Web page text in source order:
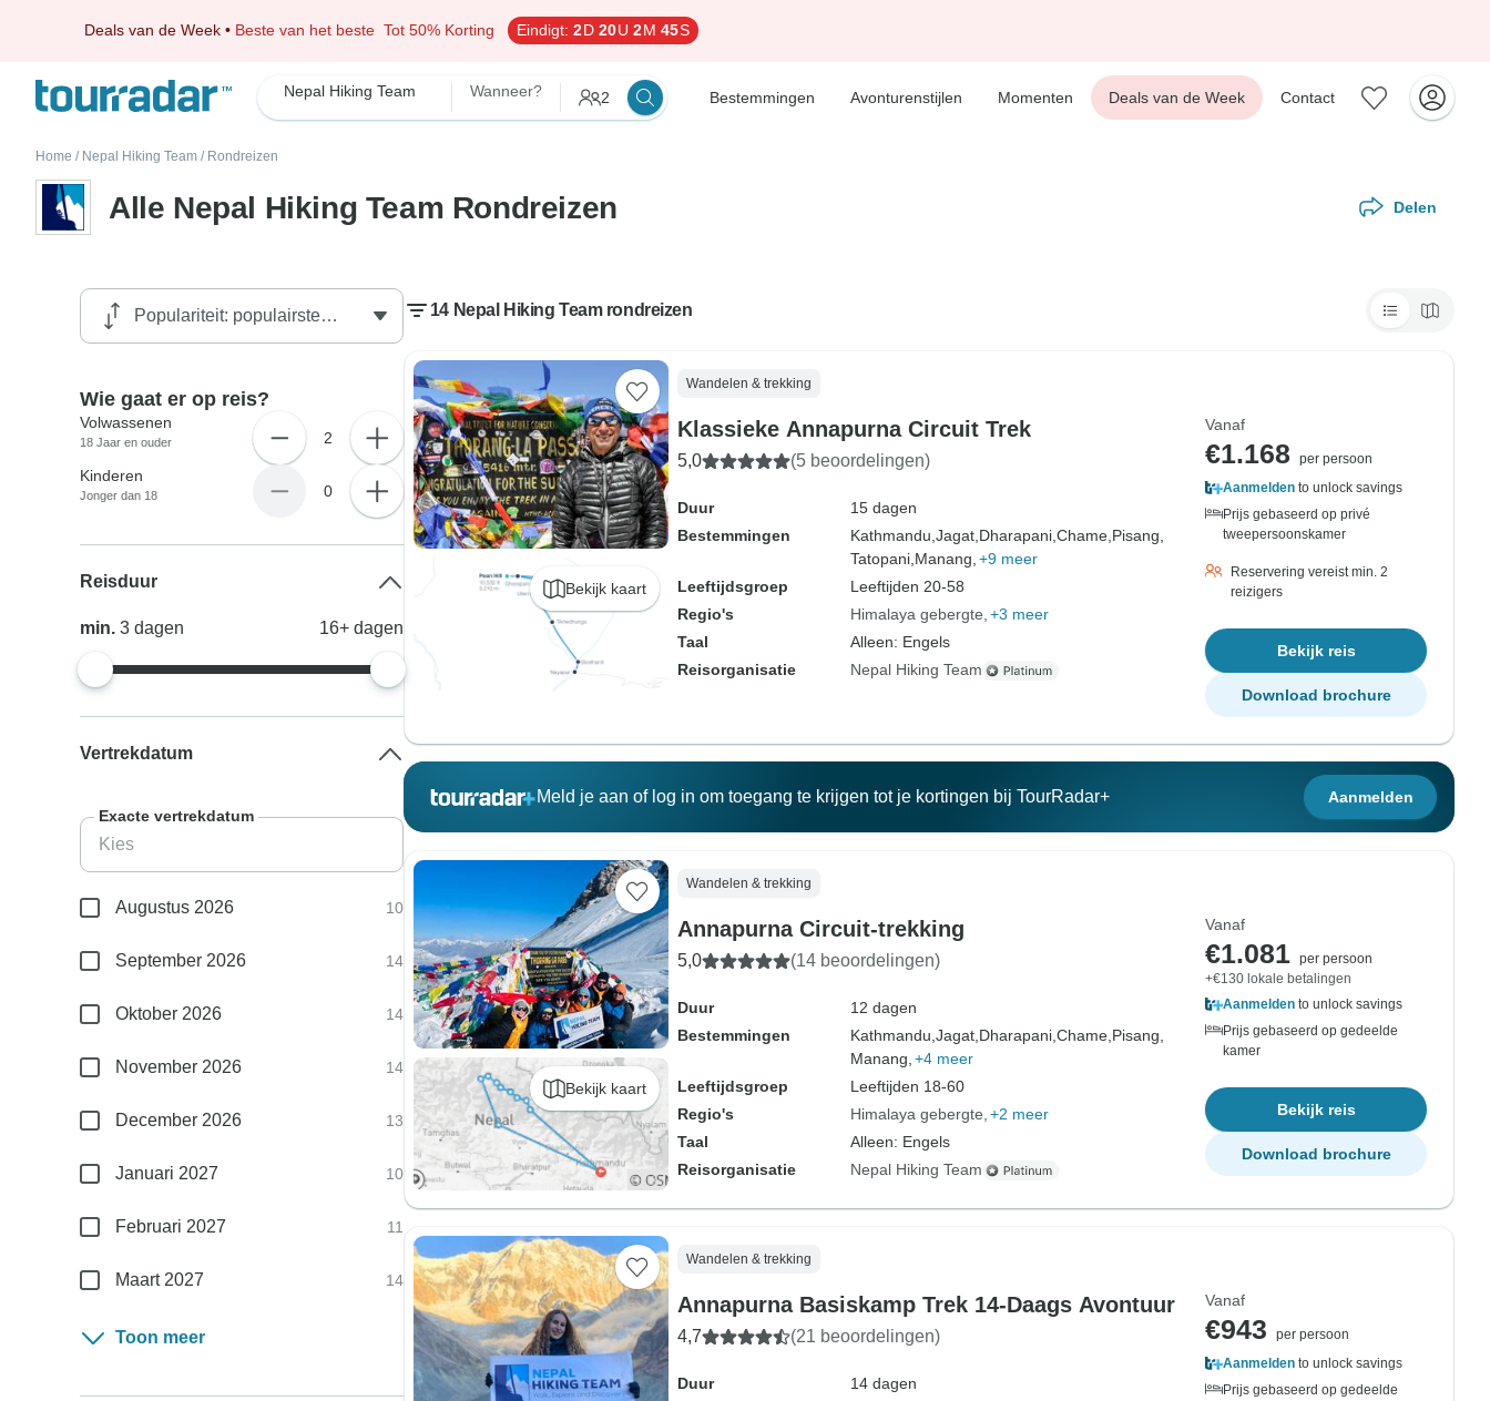
Deals van de Week • Beste van het beste Tot 50% Korting Eindigt: 2D 20U 2M 44S
Nepal Hiking Team Wanneer? 2 Bestemmingen Avonturenstijlen Momenten Deals van de Week Contact
Home / Nepal Hiking Team / Rondreizen
Alle Nepal Hiking Team Rondreizen Delen
14 Nepal Hiking Team rondreizen
Bekijk kaart
Wandelen & trekking
Klassieke Annapurna Circuit Trek
5,0 (5 beoordelingen)
Duur
15 dagen
Bestemmingen
Kathmandu, Jagat, Dharapani, Chame, Pisang,
Tatopani, Manang, +9 meer
Leeftijdsgroep
Leeftijden 20-58
Regio's
Himalaya gebergte +3 meer
Taal
Alleen: Engels
Reisorganisatie
Nepal Hiking Team
Vanaf
€1.168
per persoon
Aanmelden to unlock savings
Prijs gebaseerd op privé
tweepersoonskamer
Reservering vereist min. 2
reizigers
Bekijk reis
Download brochure
Meld je aan of log in om toegang te krijgen tot je kortingen bij TourRadar+ Aanmelden
Bekijk kaart
Wandelen & trekking
Annapurna Circuit-trekking
5,0 (14 beoordelingen)
Duur
12 dagen
Bestemmingen
Kathmandu, Jagat, Dharapani, Chame, Pisang,
Manang, +4 meer
Leeftijdsgroep
Leeftijden 18-60
Regio's
Himalaya gebergte +2 meer
Taal
Alleen: Engels
Reisorganisatie
Nepal Hiking Team
Vanaf
€1.081 per persoon
+€130 lokale betalingen
Aanmelden to unlock savings
Prijs gebaseerd op gedeelde
kamer
Bekijk reis
Download brochure
Wandelen & trekking
Annapurna Basiskamp Trek 14-Daags Avontuur
4,7 (21 beoordelingen)
Duur
14 dagen
Vanaf
€943
per persoon
Aanmelden to unlock savings
Prijs gebaseerd op gedeelde
Wie gaat er op reis?
Volwassenen
18 Jaar en ouder 2
Kinderen
Jonger dan 18 0
Reisduur
min.3dagen 16+ dagen
Vertrekdatum
Exacte vertrekdatum
Augustus 2026 10
September 2026 14
Oktober 2026 14
November 2026 14
December 2026 13
Januari 2027 10
Februari 2027 11
Maart 2027 14
Toon meer